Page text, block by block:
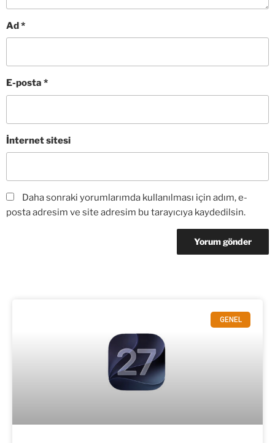
Ad*
E-posta *
İnternet sitesi
Daha sonraki yorumlarımda kullanılması için adım, e-
posta adresim ve site adresim bu tarayıcıya kaydedilsin.
GENEL